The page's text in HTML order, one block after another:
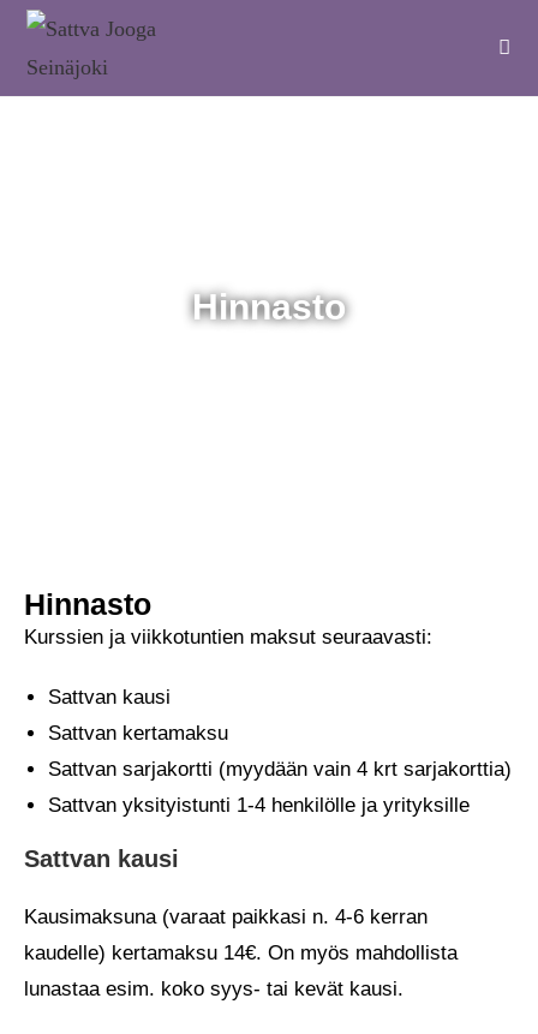
Hinnasto
Hinnasto
Kurssien ja viikkotuntien maksut seuraavasti:
Sattvan kausi
Sattvan kertamaksu
Sattvan sarjakortti (myydään vain 4 krt sarjakorttia)
Sattvan yksityistunti 1-4 henkilölle ja yrityksille
Sattvan kausi
Kausimaksuna (varaat paikkasi n. 4-6 kerran
kaudelle) kertamaksu 14€. On myös mahdollista
lunastaa esim. koko syys- tai kevät kausi.